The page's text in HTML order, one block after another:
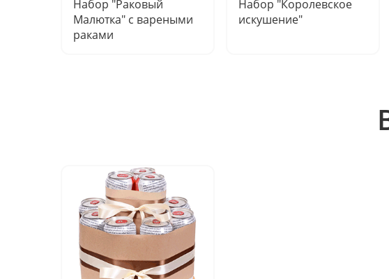
Набор "Раковый
Малютка" с вареными
раками
Набор "Королевское
искушение"